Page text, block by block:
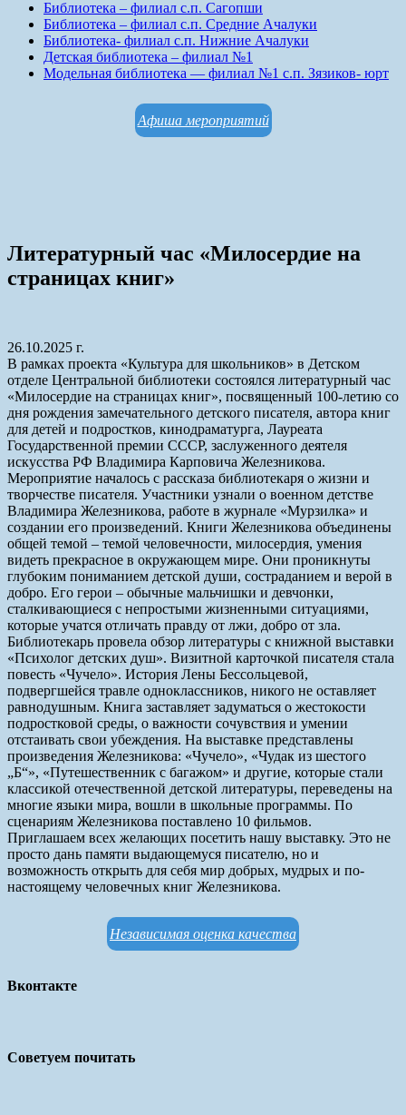
Библиотека – филиал с.п. Сагопши
Библиотека – филиал с.п. Средние Ачалуки
Библиотека- филиал с.п. Нижние Ачалуки
Детская библиотека – филиал №1
Модельная библиотека — филиал №1 с.п. Зязиков- юрт
Афиша мероприятий
Литературный час «Милосердие на
страницах книг»
26.10.2025 г.
В рамках проекта «Культура для школьников» в Детском
отделе Центральной библиотеки состоялся литературный час
«Милосердие на страницах книг», посвященный 100-летию со
дня рождения замечательного детского писателя, автора книг
для детей и подростков, кинодраматурга, Лауреата
Государственной премии СССР, заслуженного деятеля
искусства РФ Владимира Карповича Железникова.
Мероприятие началось с рассказа библиотекаря о жизни и
творчестве писателя. Участники узнали о военном детстве
Владимира Железникова, работе в журнале «Мурзилка» и
создании его произведений. Книги Железникова объединены
общей темой – темой человечности, милосердия, умения
видеть прекрасное в окружающем мире. Они проникнуты
глубоким пониманием детской души, состраданием и верой в
добро. Его герои – обычные мальчишки и девчонки,
сталкивающиеся с непростыми жизненными ситуациями,
которые учатся отличать правду от лжи, добро от зла.
Библиотекарь провела обзор литературы с книжной выставки
«Психолог детских душ». Визитной карточкой писателя стала
повесть «Чучело». История Лены Бессольцевой,
подвергшейся травле одноклассников, никого не оставляет
равнодушным. Книга заставляет задуматься о жестокости
подростковой среды, о важности сочувствия и умении
отстаивать свои убеждения. На выставке представлены
произведения Железникова: «Чучело», «Чудак из шестого
„Б“», «Путешественник с багажом» и другие, которые стали
классикой отечественной детской литературы, переведены на
многие языки мира, вошли в школьные программы. По
сценариям Железникова поставлено 10 фильмов.
Приглашаем всех желающих посетить нашу выставку. Это не
просто дань памяти выдающемуся писателю, но и
возможность открыть для себя мир добрых, мудрых и по-
настоящему человечных книг Железникова.
Независимая оценка качества
Вконтакте
Советуем почитать